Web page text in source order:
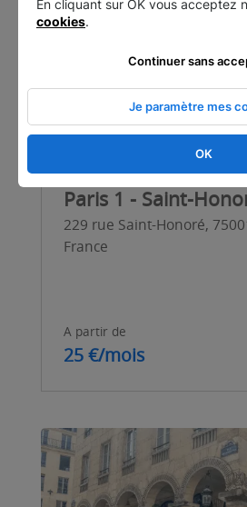
Paris 1 - Saint-
229 rue Saint-Honoré,
France
A partir de
25 €/mois
En cliquant sur OK vous acceptez
cookies.
OK
Je paramètre mes
Continuer sans